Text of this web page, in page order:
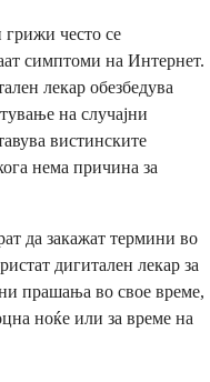
грижи често се
симптоми на Интернет.
лекар обезбедува
на случајни
вистинските
нема причина за
да закажат термини во
дигитален лекар за
прашања во свое време,
ноќе или за време на